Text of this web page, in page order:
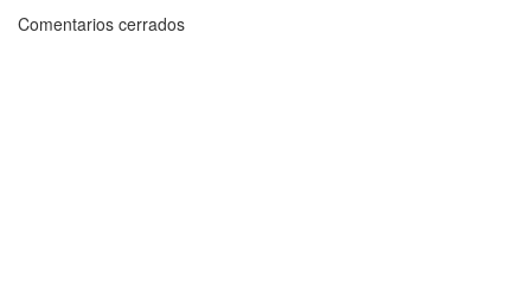
Comentarios cerrados